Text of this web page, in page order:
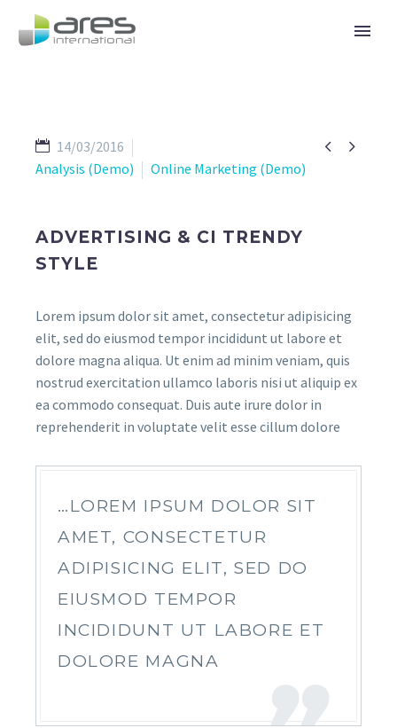
 
14/03/2016
Analysis (Demo)
Online Marketing (Demo)
ADVERTISING & CI TRENDY
STYLE
Lorem ipsum dolor sit amet, consectetur adipisicing
elit, sed do eiusmod tempor incididunt ut labore et
dolore magna aliqua. Ut enim ad minim veniam, quis
nostrud exercitation ullamco laboris nisi ut aliquip ex
ea commodo consequat. Duis aute irure dolor in
reprehenderit in voluptate velit esse cillum dolore
…LOREM IPSUM DOLOR SIT
AMET, CONSECTETUR
ADIPISICING ELIT, SED DO
EIUSMOD TEMPOR
INCIDIDUNT UT LABORE ET
DOLORE MAGNA